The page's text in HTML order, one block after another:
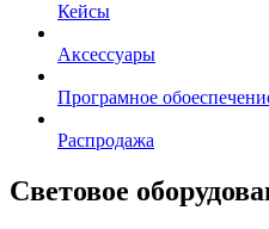
Кейсы
Аксессуары
Програмное
Распродажа
Световое